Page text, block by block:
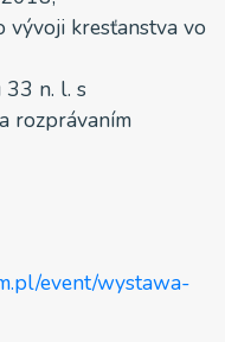
vývoji kresťanstva vo
33 n. l. s
rozprávaním
event/wystawa-